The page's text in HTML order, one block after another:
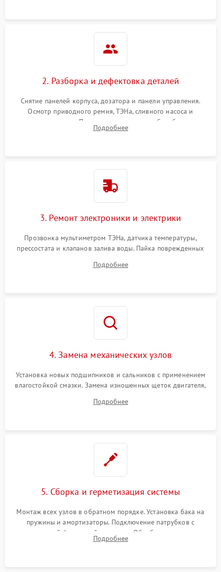
2. Разборка и дефектовка деталей
Снятие панелей корпуса, дозатора и панели управления.
Осмотр приводного ремня, ТЭНа, сливного насоса и
амортизаторов. Проверка подшипников барабана и
крестовины на износ, а манжеты люка на разрывы.
Подробнее
3. Ремонт электроники и электрики
Прозвонка мультиметром ТЭНа, датчика температуры,
прессостата и клапанов залива воды. Пайка поврежденных
Восстановление целостности проводки и контактов.
Подробнее
4. Замена механических узлов
Установка новых подшипников и сальников с применением
влагостойкой смазки. Замена изношенных щеток двигателя,
или поврежденной резиновой манжеты.
Подробнее
5. Сборка и герметизация системы
Монтаж всех узлов в обратном порядке. Установка бака на
пружины и амортизаторы. Подключение патрубков с
надежной фиксацией хомутами. Обработка стыков
герметиком для предотвращения возможных протечек воды.
Подробнее